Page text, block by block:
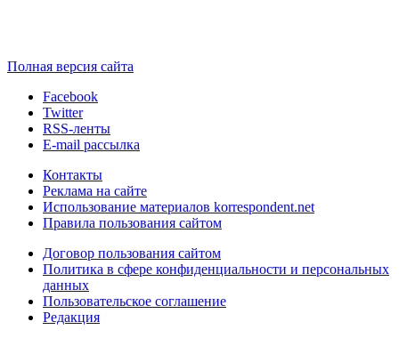
Полная версия сайта
Facebook
Twitter
RSS-ленты
E-mail рассылка
Контакты
Реклама на сайте
Использование материалов korrespondent.net
Правила пользования сайтом
Договор пользования сайтом
Политика в сфере конфиденциальности и персональных
данных
Пользовательское соглашение
Редакция